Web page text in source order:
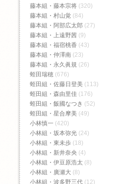
藤本組・藤本宗将 (320)
藤本組・村山覚 (84)
藤本組・阿部広太郎 (27)
藤本組・上遠野茜 (9)
藤本組・福宿桃香‬ (43)
藤本組・仲澤南 (23)
藤本組・永久眞規 (26)
蛭田瑞穂 (676)
蛭田組・佐藤日登美 (113)
蛭田組・森由里佳 (176)
蛭田組・飯國なつき (52)
蛭田組・星合摩美 (49)
小林慎一 (420)
小林組・坂本弥光 (24)
小林組・東未歩 (18)
小林組・新井奈央 (4)
小林組・伊豆原浩太 (8)
小林組・廣瀬大 (8)
小林組・波多野三代 (12)